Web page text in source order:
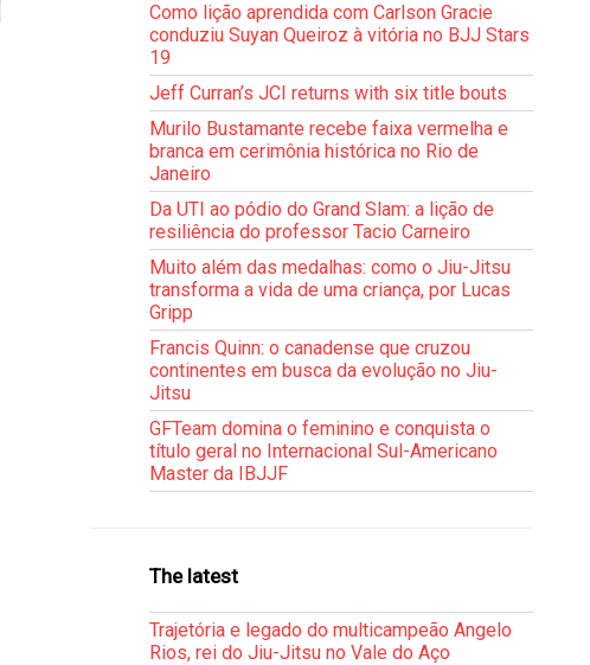
Como lição aprendida com Carlson Gracie
conduziu Suyan Queiroz à vitória no BJJ Stars
19
Jeff Curran’s JCI returns with six title bouts
Murilo Bustamante recebe faixa vermelha e
branca em cerimônia histórica no Rio de
Janeiro
Da UTI ao pódio do Grand Slam: a lição de
resiliência do professor Tacio Carneiro
Muito além das medalhas: como o Jiu-Jitsu
transforma a vida de uma criança, por Lucas
Gripp
Francis Quinn: o canadense que cruzou
continentes em busca da evolução no Jiu-
Jitsu
GFTeam domina o feminino e conquista o
título geral no Internacional Sul-Americano
Master da IBJJF
The latest
Trajetória e legado do multicampeão Angelo
Rios, rei do Jiu-Jitsu no Vale do Aço